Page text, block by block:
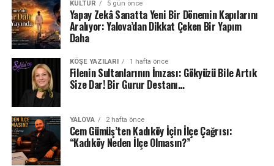
KÜLTÜR 5 gün önce
Yapay Zekâ Sanatta Yeni Bir Dönemin Kapılarını
Aralıyor: Yalova’dan Dikkat Çeken Bir Yapım
Daha
KÖŞE YAZILARI 1 hafta önce
Filenin Sultanlarının İmzası: Gökyüzü Bile Artık
Size Dar! Bir Gurur Destanı…
YALOVA 2 hafta önce
Cem Gümüş’ten Kadıköy İçin İlçe Çağrısı:
“Kadıköy Neden İlçe Olmasın?”